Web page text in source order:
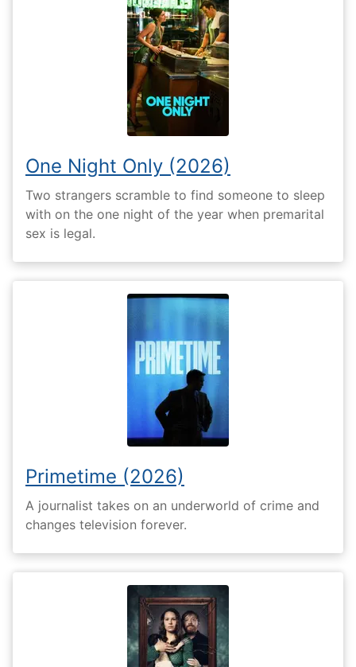
One Night Only (2026)
Two strangers scramble to find someone to sleep
with on the one night of the year when premarital
sex is legal.
Primetime (2026)
A journalist takes on an underworld of crime and
changes television forever.